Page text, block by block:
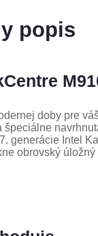
popis
doby pre
špeciálne
generácie Intel
obrovský